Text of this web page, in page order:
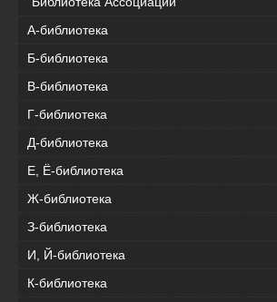
А-библиотека
Б-библиотека
В-библиотека
Г-библиотека
Д-библиотека
Е, Ё-библиотека
Ж-библиотека
З-библиотека
И, Й-библиотека
К-библиотека